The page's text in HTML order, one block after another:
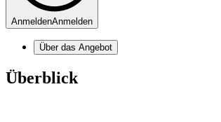
AnmeldenAnmelden
Über das Angebot
Überblick